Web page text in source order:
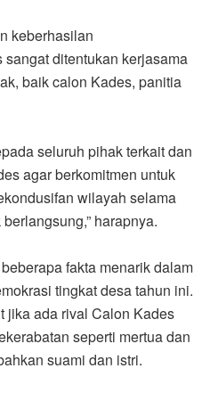
keberhasilan
ditentukan kerjasama
baik calon Kades, panitia
seluruh pihak terkait dan
agar berkomitmen untuk
wilayah selama
harapnya.
fakta menarik dalam
tingkat desa tahun ini.
jika ada rival Calon Kades
seperti mertua dan
suami dan istri.